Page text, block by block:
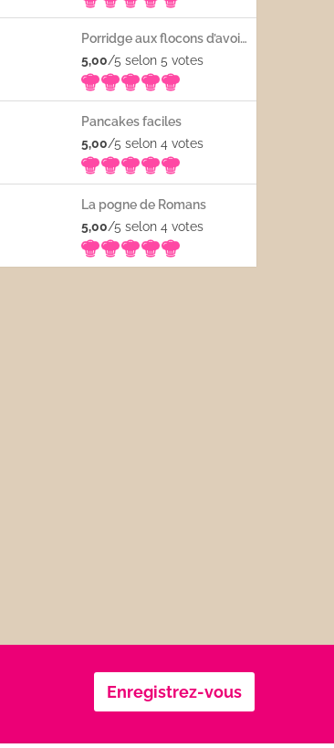
Porridge aux flocons d’avoine avec les fruits frais
5,00/5 selon 5 votes
Pancakes faciles
5,00/5 selon 4 votes
La pogne de Romans
5,00/5 selon 4 votes
Enregistrez-vous